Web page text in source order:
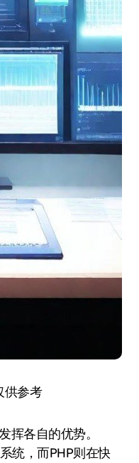
供参考
挥各自的优势。
统，而PHP则在快